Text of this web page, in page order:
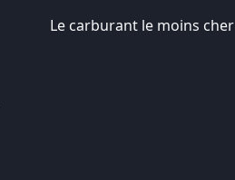
Le carburant le moins cher